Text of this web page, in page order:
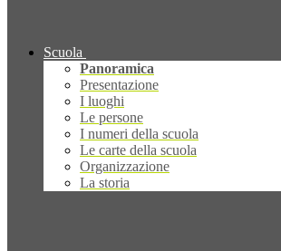
Scuola
Panoramica
Presentazione
I luoghi
Le persone
I numeri della scuola
Le carte della scuola
Organizzazione
La storia